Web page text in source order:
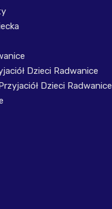
Dzieci Radwanice
Dzieci Radwanice